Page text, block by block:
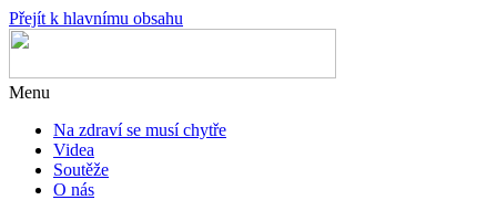
Přejít k hlavnímu obsahu
Menu
Na zdraví se musí chytře
Videa
Soutěže
O nás